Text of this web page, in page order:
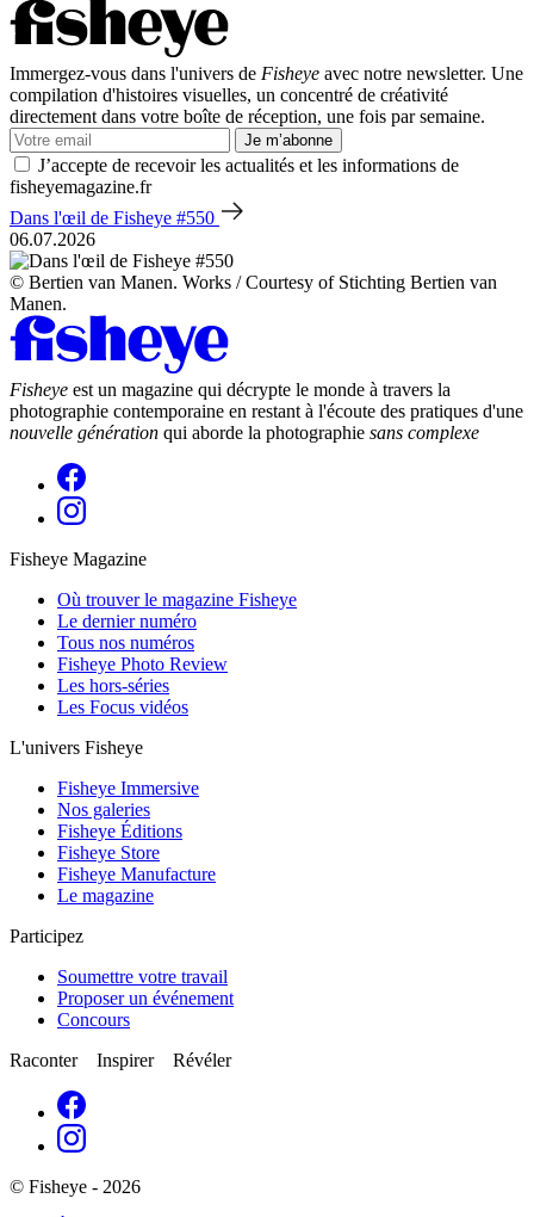
Immergez-vous dans l'univers de Fisheye avec notre newsletter. Une
compilation d'histoires visuelles, un concentré de créativité
directement dans votre boîte de réception, une fois par semaine.
Je m’abonne
J’accepte de recevoir les actualités et les informations de
fisheyemagazine.fr
Dans l'œil de Fisheye #550
06.07.2026
© Bertien van Manen. Works / Courtesy of Stichting Bertien van
Manen.
Fisheye est un magazine qui décrypte le monde à travers la
photographie contemporaine en restant à l'écoute des pratiques d'une
nouvelle génération qui aborde la photographie sans complexe
Fisheye Magazine
Où trouver le magazine Fisheye
Le dernier numéro
Tous nos numéros
Fisheye Photo Review
Les hors-séries
Les Focus vidéos
L'univers Fisheye
Fisheye Immersive
Nos galeries
Fisheye Éditions
Fisheye Store
Fisheye Manufacture
Le magazine
Participez
Soumettre votre travail
Proposer un événement
Concours
Raconter Inspirer Révéler
© Fisheye - 2026